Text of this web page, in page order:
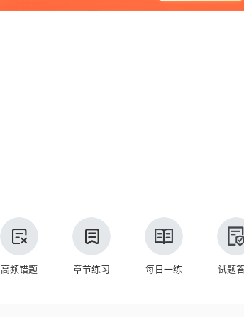
高频错题 章节练习 每日一练 试题